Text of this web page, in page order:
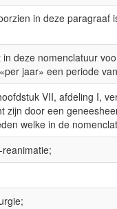
in deze
deze nomenclatuur
jaar» een periode
VII, afdeling I,
zijn door een
welke in de